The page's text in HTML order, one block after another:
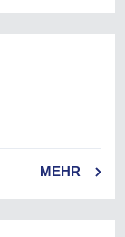
MEHR